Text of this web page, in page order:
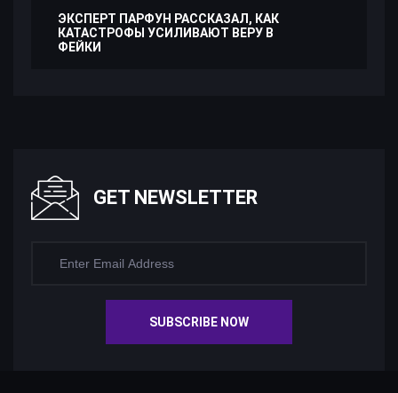
ЭКСПЕРТ ПАРФУН РАССКАЗАЛ, КАК
КАТАСТРОФЫ УСИЛИВАЮТ ВЕРУ В
ФЕЙКИ
GET NEWSLETTER
SUBSCRIBE NOW